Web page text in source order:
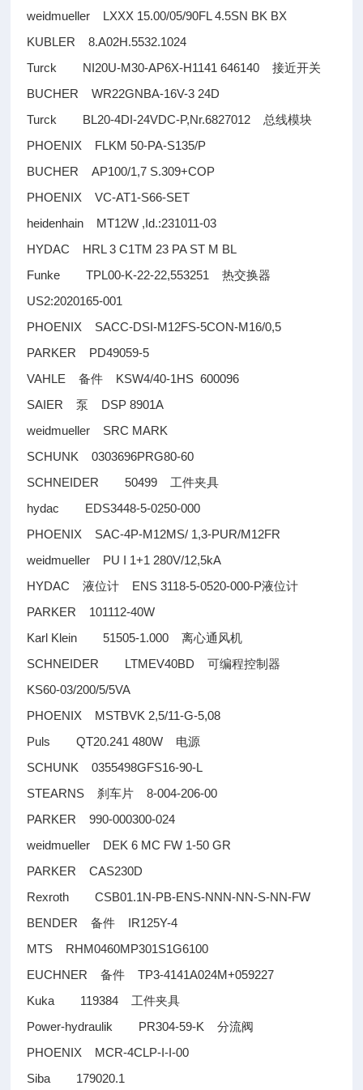
weidmueller LXXX 15.00/05/90FL 4.5SN BK BX
KUBLER 8.A02H.5532.1024
Turck NI20U-M30-AP6X-H1141 646140接近开关
BUCHER WR22GNBA-16V-3 24D
Turck BL20-4DI-24VDC-P,Nr.6827012 总线模块
PHOENIX FLKM 50-PA-S135/P
BUCHER AP100/1,7 S.309+COP
PHOENIX VC-AT1-S66-SET
heidenhain MT12W ,Id.:231011-03
HYDAC HRL 3 C1TM 23 PA ST M BL
Funke TPL00-K-22-22,553251热交换器
US2:2020165-001
PHOENIX SACC-DSI-M12FS-5CON-M16/0,5
PARKER PD49059-5
VAHLE备件 KSW4/40-1HS 600096
SAIER泵
DSP 8901A
weidmueller SRC MARK
SCHUNK 0303696PRG80-60
SCHNEIDER 50499 工件夹具
hydac EDS3448-5-0250-000
PHOENIX SAC-4P-M12MS/ 1,3-PUR/M12FR
weidmueller PU I 1+1 280V/12,5kA
HYDAC液位计 ENS 3118-5-0520-000-P液位计
PARKER 101112-40W
Karl Klein 51505-1.000离心通风机
SCHNEIDER LTMEV40BD可编程控制器
KS60-03/200/5/5VA
PHOENIX MSTBVK 2,5/11-G-5,08
Puls QT20.241 480W 电源
SCHUNK 0355498GFS16-90-L
STEARNS 刹车片 8-004-206-00
PARKER 990-000300-024
weidmueller DEK 6 MC FW 1-50 GR
PARKER CAS230D
Rexroth CSB01.1N-PB-ENS-NNN-NN-S-NN-FW
BENDER备件 IR125Y-4
MTS RHM0460MP301S1G6100
EUCHNER备件 TP3-4141A024M+059227
Kuka 119384 工件夹具
Power-hydraulik PR304-59-K分流阀
PHOENIX MCR-4CLP-I-I-00
Siba 179020.1